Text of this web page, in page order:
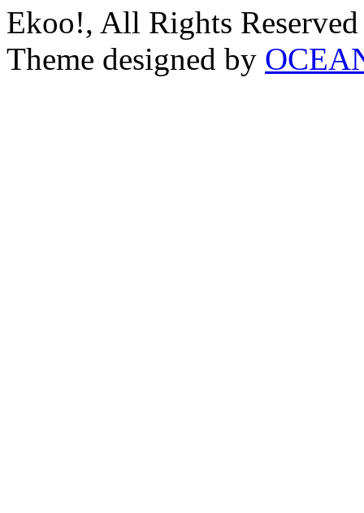
Ekoo!, All Rights Reserved
Theme designed by